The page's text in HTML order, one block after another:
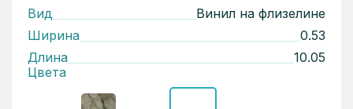
Вид
Винил на флизелине
Ширина
0.53
Длина
10.05
Цвета